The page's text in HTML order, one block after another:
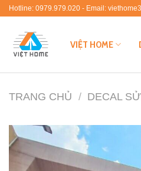
Skip
content
Hotline: 0979.979.020 - Email:
VIỆT HOME
TRANG CHỦ / DECAL